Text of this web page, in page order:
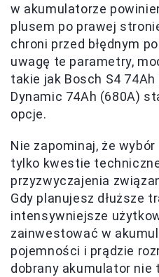
w akumulatorze
plusem po prawej
chroni przed błędnym
uwagę te parametry,
takie jak Bosch S4
Dynamic 74Ah (680A)
opcje.
Nie zapominaj, że
tylko kwestie
przyzwyczajenia
Gdy planujesz dłuższe
intensywniejsze
zainwestować w
pojemności i prądzie
dobrany akumulator nie